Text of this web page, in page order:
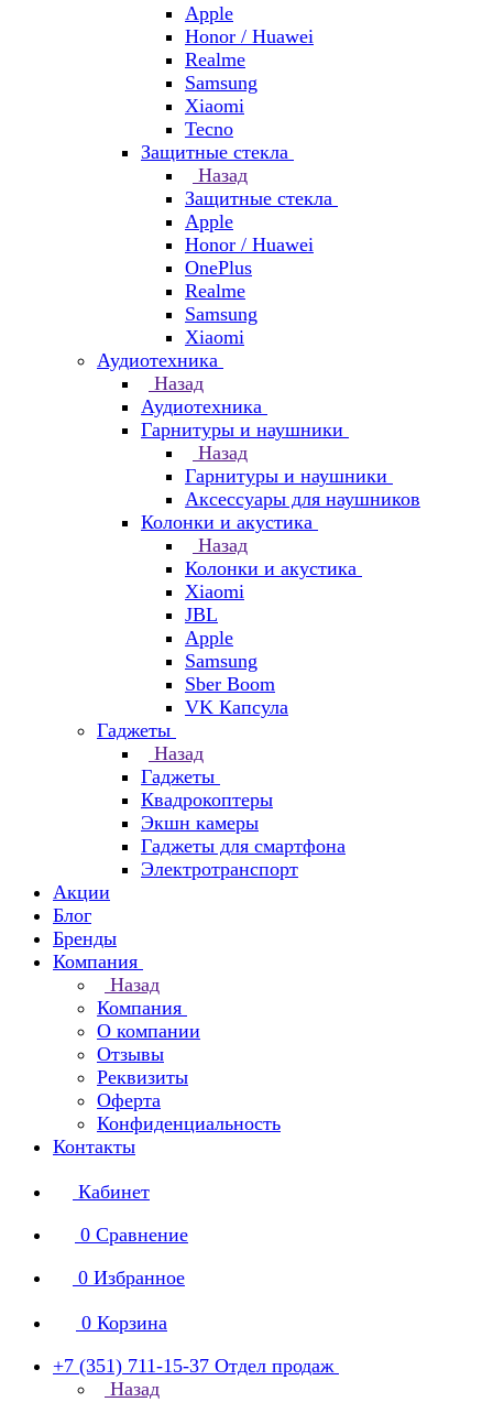
Apple
Honor / Huawei
Realme
Samsung
Xiaomi
Tecno
Защитные стекла
Назад
Защитные стекла
Apple
Honor / Huawei
OnePlus
Realme
Samsung
Xiaomi
Аудиотехника
Назад
Аудиотехника
Гарнитуры и наушники
Назад
Гарнитуры и наушники
Аксессуары для наушников
Колонки и акустика
Назад
Колонки и акустика
Xiaomi
JBL
Apple
Samsung
Sber Boom
VK Капсула
Гаджеты
Назад
Гаджеты
Квадрокоптеры
Экшн камеры
Гаджеты для смартфона
Электротранспорт
Акции
Блог
Бренды
Компания
Назад
Компания
О компании
Отзывы
Реквизиты
Оферта
Конфиденциальность
Контакты
Кабинет
0 Сравнение
0 Избранное
0 Корзина
+7 (351) 711-15-37 Отдел продаж
Назад